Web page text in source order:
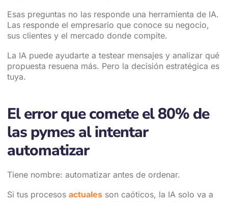
Esas preguntas no las responde una herramienta de IA.
Las responde el empresario que conoce su negocio,
sus clientes y el mercado donde compite.
La IA puede ayudarte a testear mensajes y analizar qué
propuesta resuena más. Pero la decisión estratégica es
tuya.
El error que comete el 80% de
las pymes al intentar
automatizar
Tiene nombre: automatizar antes de ordenar.
Si tus procesos actuales son caóticos, la IA solo va a